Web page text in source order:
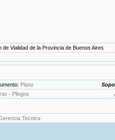
Vialidad de la Provincia de Buenos Aires
Plano
- Pliegos
Tecnica